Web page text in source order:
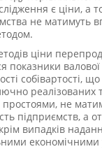
є ціни, а
не матимуть
ціни
валової
собівартості,
реалізованих
простоями, не
підприємств, а
випадків